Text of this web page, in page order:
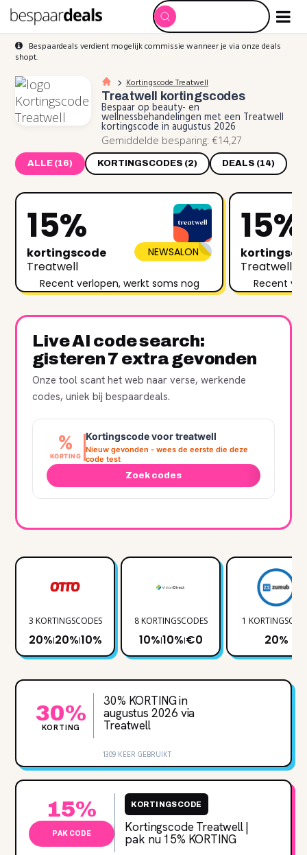
Bespaardeals verdient mogelijk commissie wanneer je via onze deals
shopt.
Kortingscode Treatwell
Treatwell
kortingscodes
Bespaar op beauty- en
wellnessbehandelingen met een Treatwell
kortingscode in augustus 2026
Gemiddelde besparing: €14,27
ALLE (16) KORTINGSCODES (2) DEALS (14)
15%
kortingscode
Treatwell
NEWSALON
Recent verlopen, werkt soms nog
15%
Treatwell
Recent
Live AI code search:
gisteren 7 extra gevonden
Onze tool scant het web naar verse, werkende
codes, uniek bij bespaardeals.
%
KORTING
Kortingscode voor treatwell
Nieuw gevonden - wees de eerste die deze
code test
Zoek codes
3 KORTINGSCODES
20%|20%|10%
8 KORTINGSCODES
10%|10%|€0
1
20%
30%
KORTING
30% KORTING in
augustus 2026 via
Treatwell
1309 KEER GEBRUIKT
15%
PAK CODE
KORTINGSCODE
Kortingscode Treatwell |
pak nu 15% KORTING